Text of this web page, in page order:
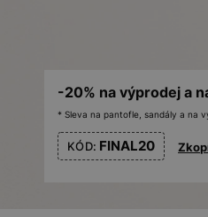
-20% na výprodej a
* Sleva na pantofle, sandály a na
KÓD: FINAL20